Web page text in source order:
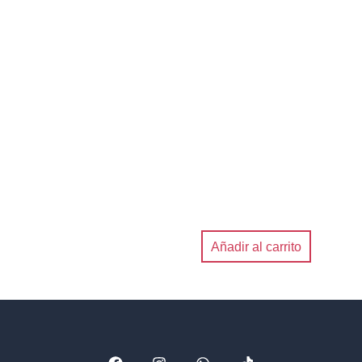
Añadir al carrito
F
I
W
T